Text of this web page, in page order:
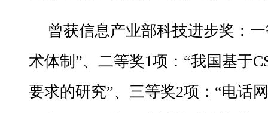
曾获信息产业部科技进步奖：
术体制”、二等奖1项：“我国基于
要求的研究”、三等奖2项：“电话